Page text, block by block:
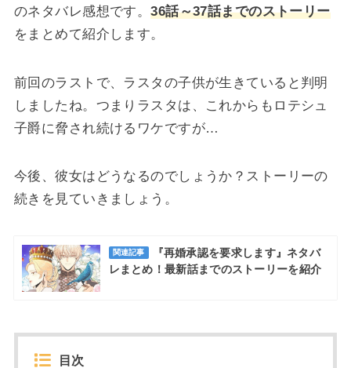
のネタバレ感想です。36話～37話までのストーリー
をまとめて紹介します。
前回のラストで、ラスタの子供が生きていると判明
しましたね。つまりラスタは、これからもロテシュ
子爵に脅され続けるワケですが…
今後、彼女はどうなるのでしょうか？ストーリーの
続きを見ていきましょう。
関連記事
『再婚承認を要求します』ネタバ
レまとめ！最新話までのストーリーを紹介
目次